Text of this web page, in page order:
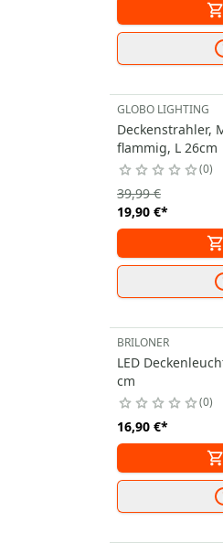
GLOBO LIGHTING
Deckenstrahler,
flammig, L 26cm
0
19,90 €*
39,99 €
BRILONER
LED
cm
0
16,90 €*